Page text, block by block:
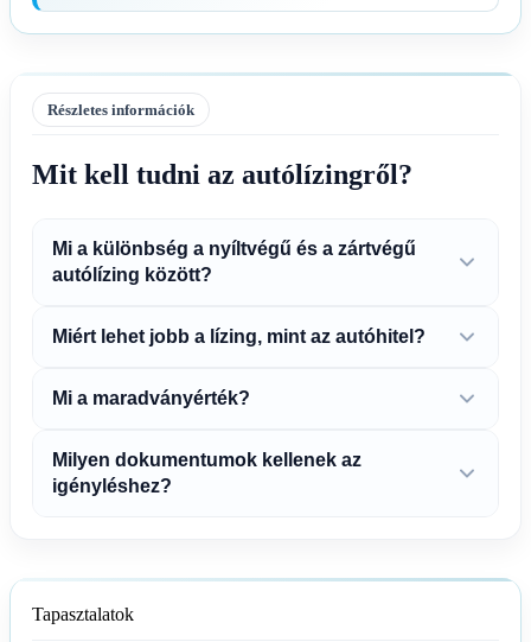
Részletes információk
Mit kell tudni az autólízingről?
Mi a különbség a nyíltvégű és a zártvégű
autólízing között?
Miért lehet jobb a lízing, mint az autóhitel?
Mi a maradványérték?
Milyen dokumentumok kellenek az
igényléshez?
Tapasztalatok